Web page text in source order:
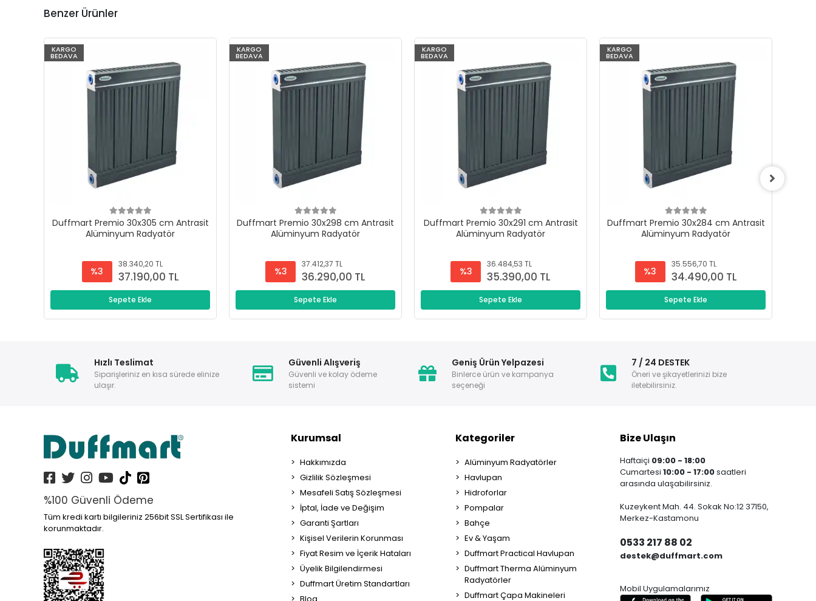
Benzer Ürünler
KARGO
BEDAVA
Duffmart Premio 30x305 cm Antrasit
Alüminyum Radyatör
%3
38.340,20 TL
37.190,00 TL
Sepete Ekle
KARGO
BEDAVA
Duffmart Premio 30x298 cm Antrasit
Alüminyum Radyatör
%3
37.412,37 TL
36.290,00 TL
Sepete Ekle
KARGO
BEDAVA
Duffmart Premio 30x291 cm Antrasit
Alüminyum Radyatör
%3
36.484,53 TL
35.390,00 TL
Sepete Ekle
KARGO
BEDAVA
Duffmart Premio 30x284 cm Antrasit
Alüminyum Radyatör
%3
35.556,70 TL
34.490,00 TL
Sepete Ekle
Hızlı Teslimat
Siparişleriniz en kısa sürede elinize
ulaşır.
Güvenli Alışveriş
Güvenli ve kolay ödeme
sistemi
Geniş Ürün Yelpazesi
Binlerce ürün ve kampanya
seçeneği
7 / 24 DESTEK
Öneri ve şikayetlerinizi bize
iletebilirsiniz.
%100 Güvenli Ödeme
Tüm kredi kartı bilgileriniz 256bit SSL Sertifikası ile
korunmaktadır.
Kurumsal
Hakkımızda
Gizlilik Sözleşmesi
Mesafeli Satış Sözleşmesi
İptal, İade ve Değişim
Garanti Şartları
Kişisel Verilerin Korunması
Fiyat Resim ve İçerik Hataları
Üyelik Bilgilendirmesi
Duffmart Üretim Standartları
Kategoriler
Alüminyum Radyatörler
Havlupan
Hidroforlar
Pompalar
Bahçe
Ev & Yaşam
Duffmart Practical Havlupan
Duffmart Therma Alüminyum
Radyatörler
Duffmart Çapa Makineleri
Bize Ulaşın
Haftaiçi 09:00 - 18:00
Cumartesi 10:00 - 17:00saatleri
arasında ulaşabilirsiniz.
Kuzeykent Mah. 44. Sokak No:12 37150,
Merkez-Kastamonu
0533 217 88 02
destek@duffmart.com
Mobil Uygulamalarımız